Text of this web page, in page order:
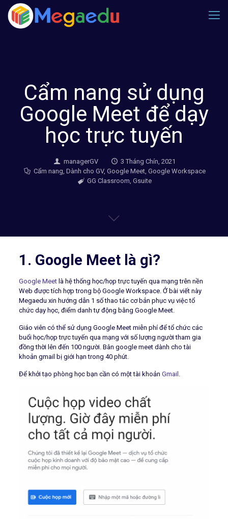
Cẩm nang sử dụng
Google Meet để dạy
học trực tuyến
managerGV
3 Tháng Chín, 2021
Cẩm nang, Dành cho GV, Google Meet, Google Workspace
GG Classroom,Gsuite
1. Google Meet là gì?
Google Meetlà hệ thống học/họp trực tuyến qua mạng trên nền
Web được tích hợp trong bộ Google Workspace. Ở bài viết này
Megaedu xin hướng dẫn 1 số thao tác cơ bản phục vụ việc tổ
chức dạy học, điểm danh tự động bằng Google Meet.
Giáo viên có thể sử dụng Google Meet miễn phí để tổ chức các
buổi học/họp trực tuyến qua mạng với số lượng người tham gia
đồng thời lên đến 100 người. Bân google meet dành cho tài
khoản gmail bị giới hạn trong 40 phút.
Để khởi tạo phòng học bạn cần có một tài khoản Gmail .